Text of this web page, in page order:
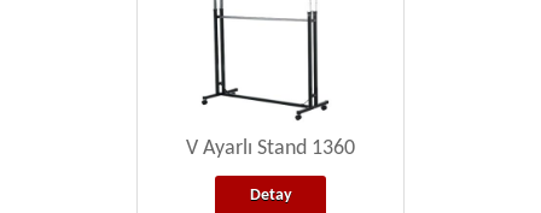
V Ayarlı Stand 1360
Detay